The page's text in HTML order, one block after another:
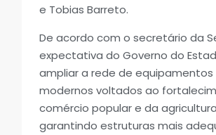
e Tobias Barreto.
De acordo com o secretário da
expectativa do Governo do
ampliar a rede de equipamentos
modernos voltados ao
comércio popular e da
garantindo estruturas mais